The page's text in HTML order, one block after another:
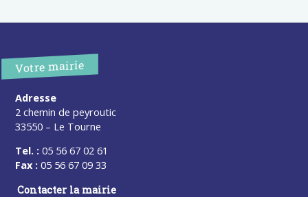
Votre mairie
Adresse
2 chemin de peyroutic
33550 – Le Tourne
Tel. : 05 56 67 02 61
Fax : 05 56 67 09 33
Contacter la mairie